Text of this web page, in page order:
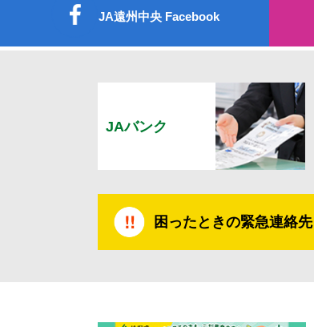
JA遠州中央 Facebook
JAバンク
困ったときの緊急連絡先